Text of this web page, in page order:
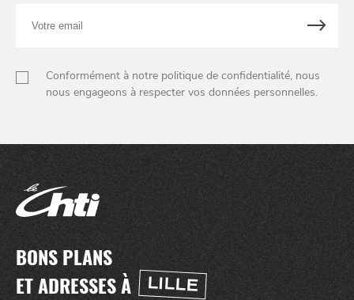
email
Conformément à notre politique de confidentialité, nous
nous engageons à respecter vos données personnelles.
BONS PLANS
ET ADRESSES À
LILLE